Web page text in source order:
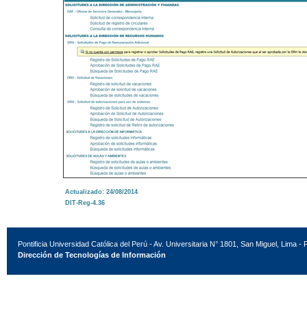
Actualizado: 24/08/2014
DIT-Reg-4.36
Pontificia Universidad Católica del Perú - Av. Universitaria N° 1801, San Miguel, Lima -
Dirección de Tecnologías de Información